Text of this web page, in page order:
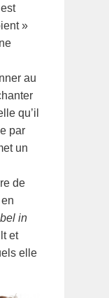
»
au
qu’il
par
un
de
in
et
elle